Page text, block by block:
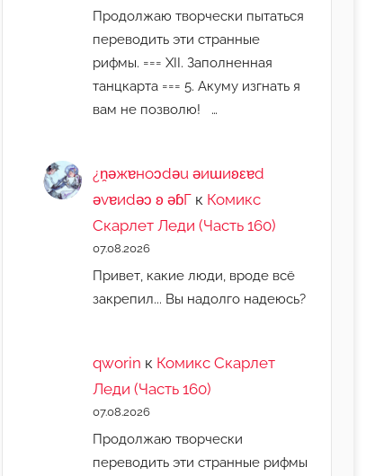
Продолжаю творчески пытаться
переводить эти странные
рифмы. === XII. Заполненная
танцкарта === 5. Акуму изгнать я
вам не позволю! …
¿n̯ǝжɐноɔdǝu ǝиɯиʚεɐd
ǝvɐиdǝɔ ʚ ǝɓГ к Комикс
Скарлет Леди (Часть 160)
07.08.2026
Привет, какие люди, вроде всё
закрепил... Вы надолго надеюсь?
qworin к Комикс Скарлет
Леди (Часть 160)
07.08.2026
Продолжаю творчески
переводить эти странные рифмы